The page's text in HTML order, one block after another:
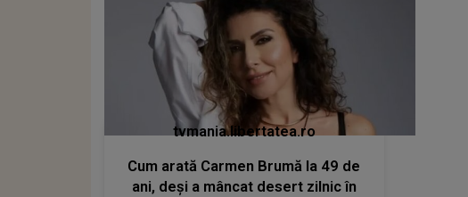
tvmania.libertatea.ro
Cum arată Carmen Brumă la 49 de
ani, deși a mâncat desert zilnic în